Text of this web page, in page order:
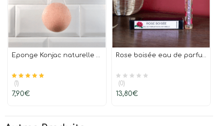
Eponge Konjac naturelle à l’argile rouge peaux matures
Note
(1)
7,90€
Rose boisée eau de parfum 100% naturelle 15 ml
(0)
13,80€